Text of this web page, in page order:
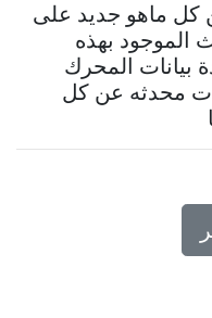
ماهو جديد على
بهذه
المحرك
محدثه عن كل